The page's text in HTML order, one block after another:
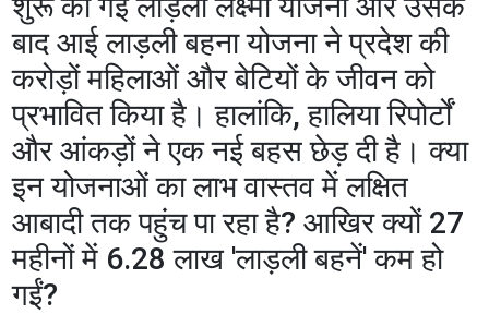
बाद आई लाड़ली बहना योजना ने प्रदेश की
करोड़ों महिलाओं और बेटियों के जीवन को
प्रभावित किया है। हालांकि, हालिया रिपोर्टों
और आंकड़ों ने एक नई बहस छेड़ दी है। क्या
इन योजनाओं का लाभ वास्तव में लक्षित
आबादी तक पहुंच पा रहा है? आखिर क्यों 27
महीनों में 6.28 लाख 'लाड़ली बहनें' कम हो
गईं?